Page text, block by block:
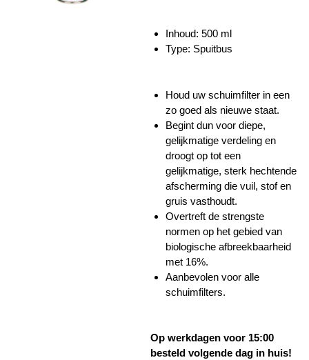
Inhoud: 500 ml
Type: Spuitbus
Houd uw schuimfilter in een
zo goed als nieuwe staat.
Begint dun voor diepe,
gelijkmatige verdeling en
droogt op tot een
gelijkmatige, sterk hechtende
afscherming die vuil, stof en
gruis vasthoudt.
Overtreft de strengste
normen op het gebied van
biologische afbreekbaarheid
met 16%.
Aanbevolen voor alle
schuimfilters.
Op werkdagen voor 15:00
besteld volgende dag in huis!